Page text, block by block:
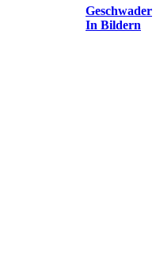
Geschwader
In Bildern